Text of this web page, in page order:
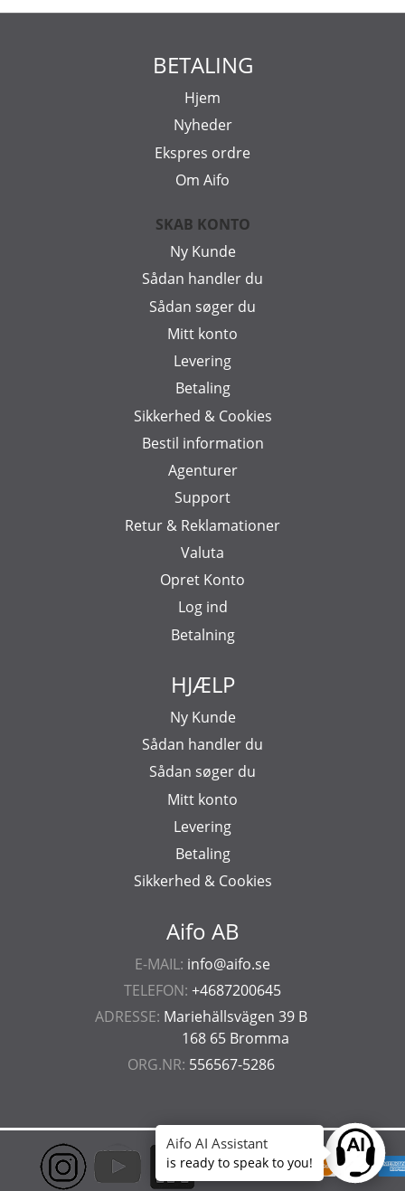
Aifo AB
E-MAIL: info@aifo.se
TELEFON: +4687200645
ADRESSE: Mariehällsvägen 39 B
168 65 Bromma
ORG.NR: 556567-5286
BETALING
Hjem
Nyheder
Ekspres ordre
Om Aifo
SKAB KONTO
Ny Kunde
Sådan handler du
Sådan søger du
Mitt konto
Levering
Betaling
Sikkerhed & Cookies
Bestil information
Agenturer
Support
Retur & Reklamationer
Valuta
Opret Konto
Log ind
Betalning
HJÆLP
Ny Kunde
Sådan handler du
Sådan søger du
Mitt konto
Levering
Betaling
Sikkerhed & Cookies
Ask
Aifo AI Assistant
is ready to speak to you!